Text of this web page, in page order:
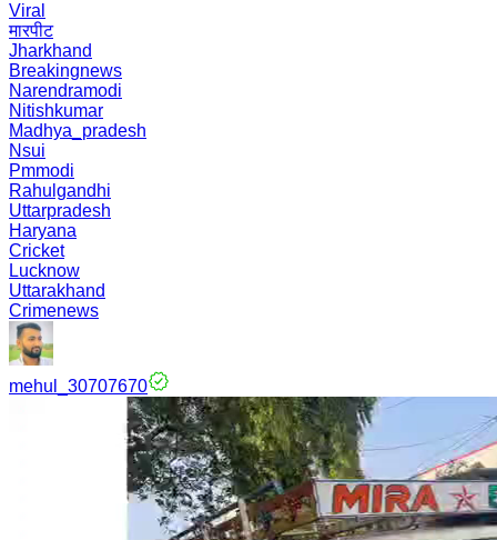
Viral
मारपीट
Jharkhand
Breakingnews
Narendramodi
Nitishkumar
Madhya_pradesh
Nsui
Pmmodi
Rahulgandhi
Uttarpradesh
Haryana
Cricket
Lucknow
Uttarakhand
Crimenews
mehul_30707670